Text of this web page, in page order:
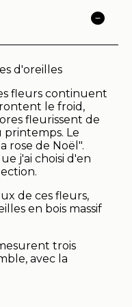
d'oreilles
fleurs continuent
le froid,
fleurissent de
Le
rose de Noël".
j'ai choisi d'en
de ces fleurs,
en bois massif
trois
avec la